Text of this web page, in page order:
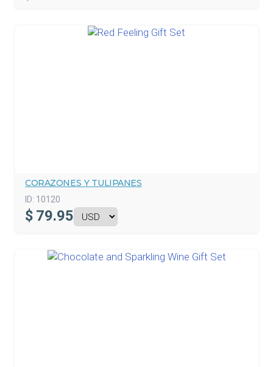
CORAZONES Y TULIPANES
ID: 10120
$ 79.95